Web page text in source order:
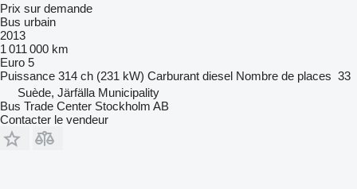
Prix sur demande
Bus urbain
2013
1 011 000 km
Euro 5
Puissance 314 ch (231 kW) Carburant diesel Nombre de places 33
Suède, Järfälla Municipality
Bus Trade Center Stockholm AB
Contacter le vendeur